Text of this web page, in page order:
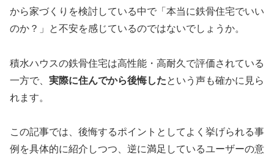
から家づくりを検討している中で「本当に鉄骨住宅でいい
のか？」と不安を感じているのではないでしょうか。
積水ハウスの鉄骨住宅は高性能・高耐久で評価されている
一方で、 実際に住んでから後悔したという声も確かに見ら
れます。
この記事では、後悔するポイントとしてよく挙げられる事
例を具体的に紹介しつつ、逆に満足しているユーザーの意